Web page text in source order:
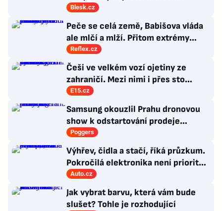
Blesk.cz
Peče se celá země, Babišova vláda
ale mlčí a mlží. Přitom extrémy
počasí jsou trvalými problémy
Česka
Reflex.cz
Češi ve velkém vozí ojetiny ze
zahraničí. Mezi nimi i přes sto
Ferrari a desítky Lamborghini
E15.cz
Samsung okouzlil Prahu dronovou
show k odstartování prodeje
nových produktů
Poggers
Výhřev, čidla a stačí, říká průzkum.
Pokročilá elektronika není prioritou
zákazníků
Auto.cz
Jak vybrat barvu, která vám bude
slušet? Tohle je rozhodující